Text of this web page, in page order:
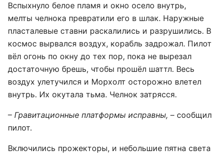
Вспыхнуло белое пламя и окно осело внутрь,
мелты челнока превратили его в шлак. Наружные
пласталевые ставни раскалились и разрушились. В
космос вырвался воздух, корабль задрожал. Пилот
вёл огонь по окну до тех пор, пока не вырезал
достаточную брешь, чтобы прошёл шаттл. Весь
воздух улетучился и Морхолт осторожно влетел
внутрь. Их окутала тьма. Челнок затрясся.
– Гравитационные платформы исправны, – сообщил
пилот.
Включились прожекторы, и небольшие пятна света